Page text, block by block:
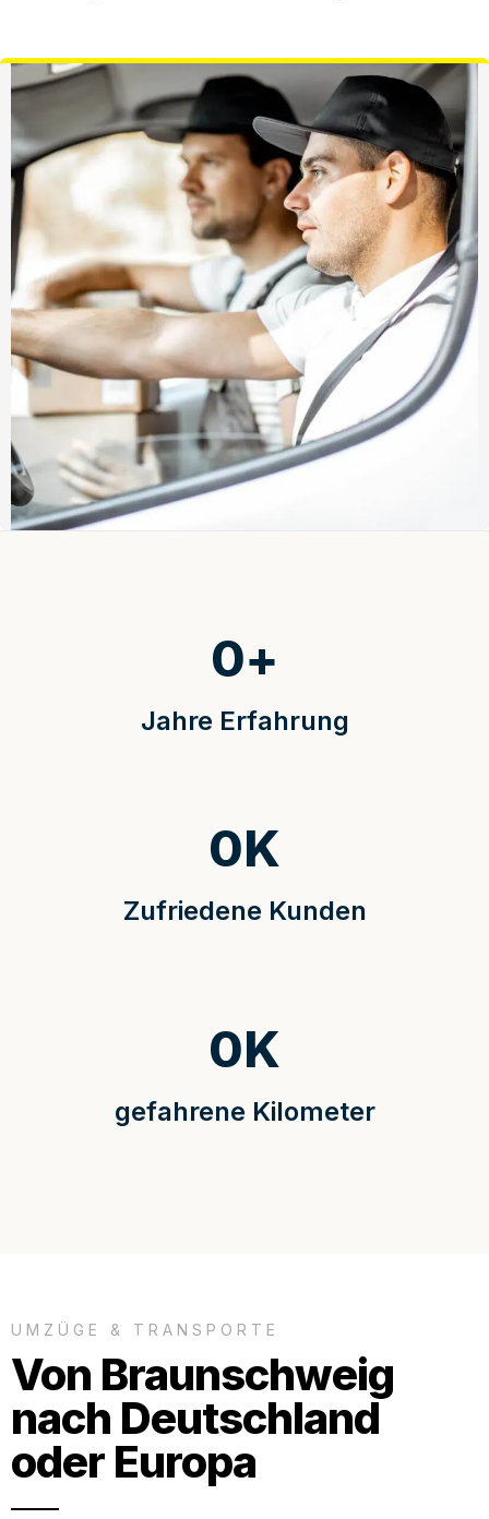
Jahre Erfahrung
0+
Zufriedene Kunden
0K
gefahrene Kilometer
0K
UMZÜGE & TRANSPORTE
Von Braunschweig
nach Deutschland
oder Europa